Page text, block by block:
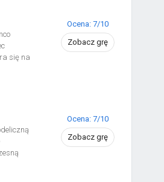
się na
Ocena: 7/10
Zobacz grę
Ocena: 7/10
Zobacz grę